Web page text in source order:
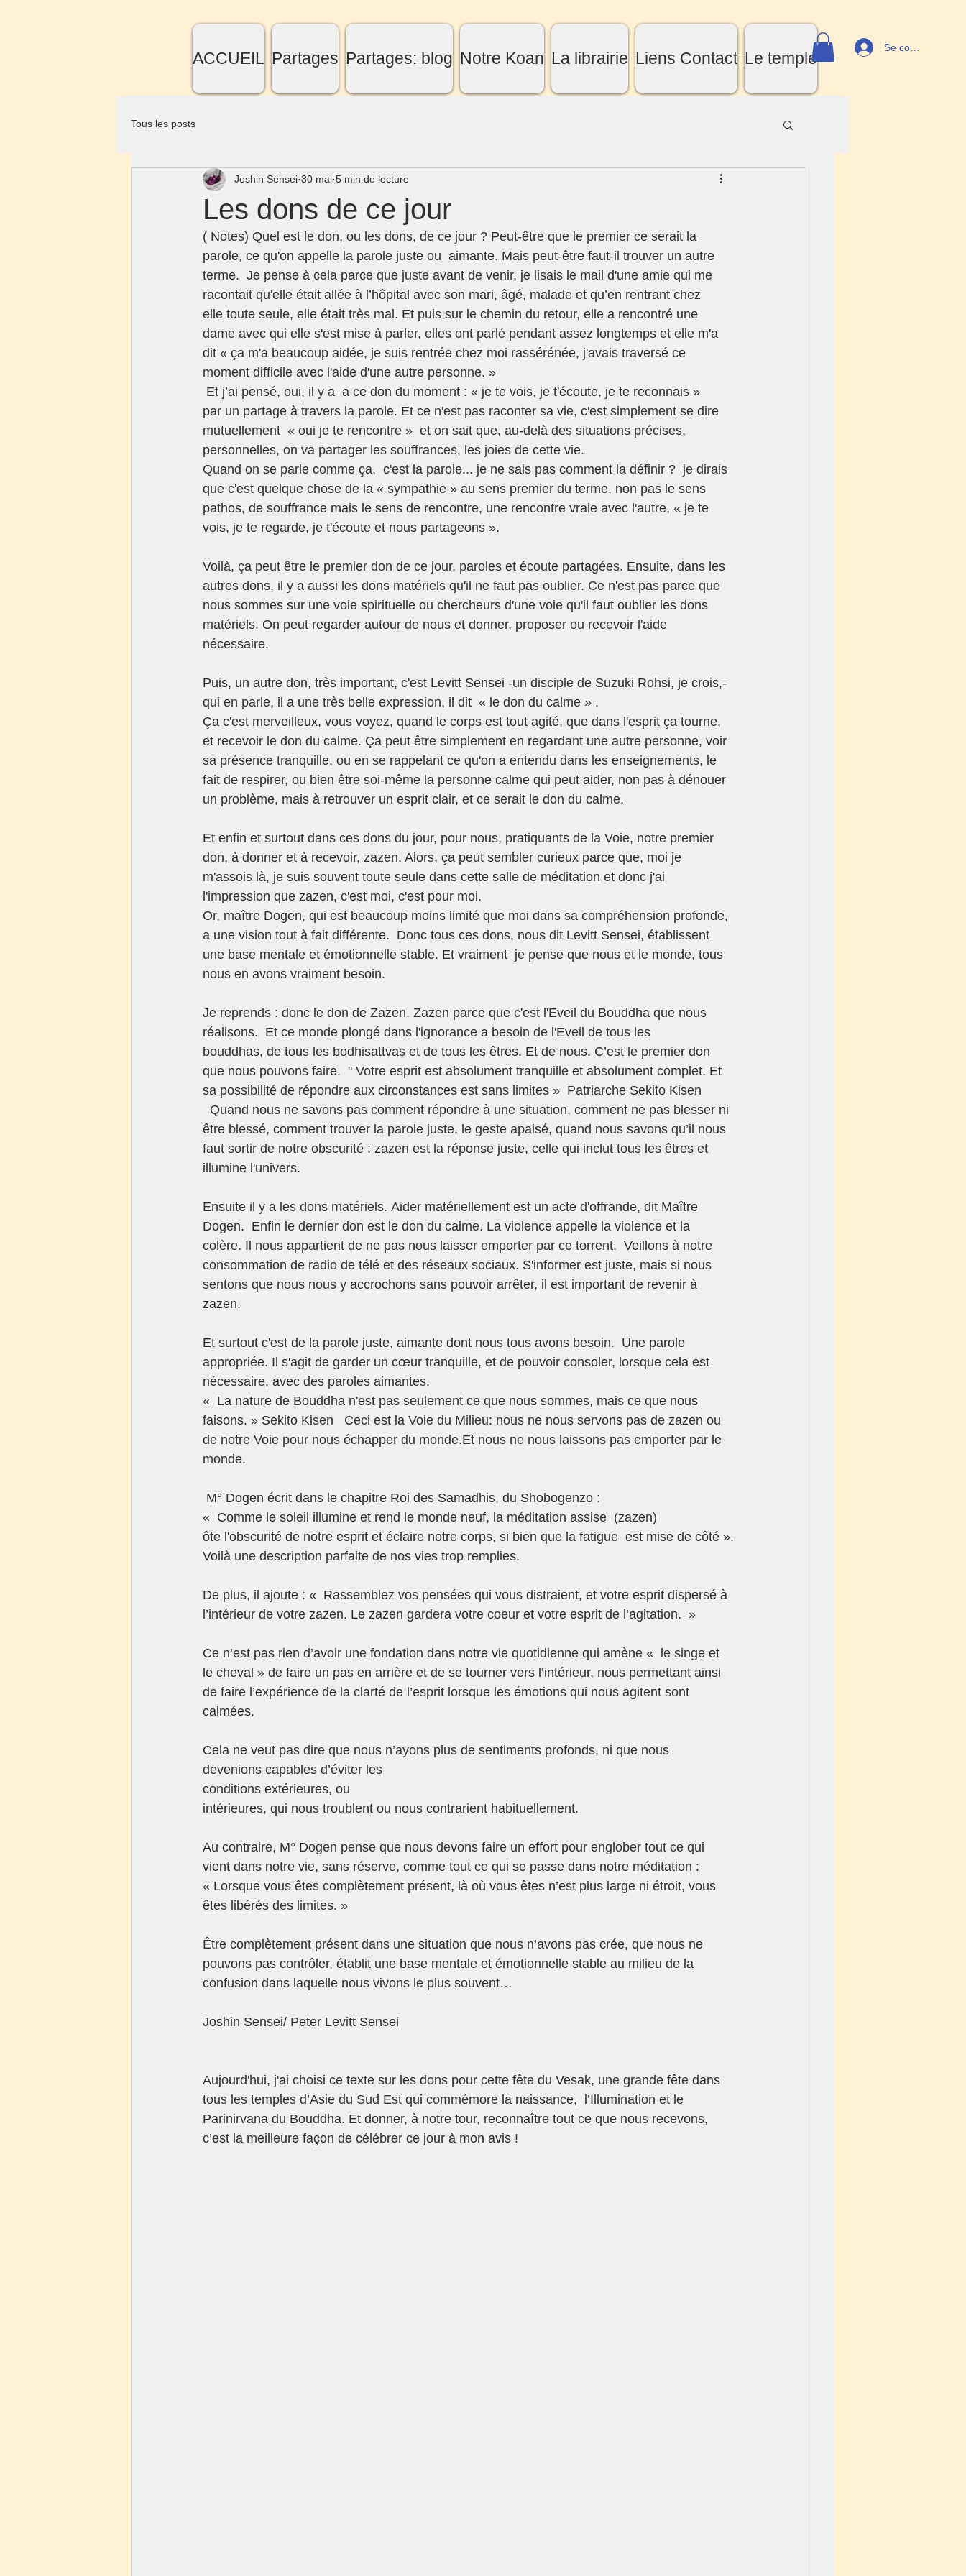
ACCUEIL Partages Partages: blog Notre Koan La librairie Liens Contact Le temple
Se connecter
Tous les posts
Les dons de ce jour
Joshin Sensei 30 mai 5 min de lecture
( Notes) Quel est le don, ou les dons, de ce jour ? Peut-être que le premier ce serait la
parole, ce qu'on appelle la parole juste ou  aimante. Mais peut-être faut-il trouver un autre
terme.  Je pense à cela parce que juste avant de venir, je lisais le mail d'une amie qui me
racontait qu'elle était allée à l’hôpital avec son mari, âgé, malade et qu’en rentrant chez
elle toute seule, elle était très mal. Et puis sur le chemin du retour, elle a rencontré une
dame avec qui elle s'est mise à parler, elles ont parlé pendant assez longtemps et elle m'a
dit « ça m'a beaucoup aidée, je suis rentrée chez moi rassérénée, j'avais traversé ce
moment difficile avec l'aide d'une autre personne. »
par un partage à travers la parole. Et ce n'est pas raconter sa vie, c'est simplement se dire
mutuellement  « oui je te rencontre »  et on sait que, au-delà des situations précises,
personnelles, on va partager les souffrances, les joies de cette vie.
Quand on se parle comme ça,  c'est la parole... je ne sais pas comment la définir ?  je dirais
que c'est quelque chose de la « sympathie » au sens premier du terme, non pas le sens
pathos, de souffrance mais le sens de rencontre, une rencontre vraie avec l'autre, « je te
vois, je te regarde, je t'écoute et nous partageons ».
Voilà, ça peut être le premier don de ce jour, paroles et écoute partagées. Ensuite, dans les
autres dons, il y a aussi les dons matériels qu'il ne faut pas oublier. Ce n'est pas parce que
nous sommes sur une voie spirituelle ou chercheurs d'une voie qu'il faut oublier les dons
matériels. On peut regarder autour de nous et donner, proposer ou recevoir l'aide
nécessaire.
Puis, un autre don, très important, c'est Levitt Sensei -un disciple de Suzuki Rohsi, je crois,-
qui en parle, il a une très belle expression, il dit  « le don du calme » .
Ça c'est merveilleux, vous voyez, quand le corps est tout agité, que dans l'esprit ça tourne,
et recevoir le don du calme. Ça peut être simplement en regardant une autre personne, voir
sa présence tranquille, ou en se rappelant ce qu'on a entendu dans les enseignements, le
fait de respirer, ou bien être soi-même la personne calme qui peut aider, non pas à dénouer
un problème, mais à retrouver un esprit clair, et ce serait le don du calme.
Et enfin et surtout dans ces dons du jour, pour nous, pratiquants de la Voie, notre premier
don, à donner et à recevoir, zazen. Alors, ça peut sembler curieux parce que, moi je
m'assois là, je suis souvent toute seule dans cette salle de méditation et donc j'ai
l'impression que zazen, c'est moi, c'est pour moi.
Or, maître Dogen, qui est beaucoup moins limité que moi dans sa compréhension profonde,
a une vision tout à fait différente.  Donc tous ces dons, nous dit Levitt Sensei, établissent
une base mentale et émotionnelle stable. Et vraiment  je pense que nous et le monde, tous
nous en avons vraiment besoin.
Je reprends : donc le don de Zazen. Zazen parce que c'est l'Eveil du Bouddha que nous
réalisons.  Et ce monde plongé dans l'ignorance a besoin de l'Eveil de tous les
bouddhas, de tous les bodhisattvas et de tous les êtres. Et de nous. C’est le premier don
que nous pouvons faire.  " Votre esprit est absolument tranquille et absolument complet. Et
sa possibilité de répondre aux circonstances est sans limites »  Patriarche Sekito Kisen
Quand nous ne savons pas comment répondre à une situation, comment ne pas blesser ni
être blessé, comment trouver la parole juste, le geste apaisé, quand nous savons qu’il nous
faut sortir de notre obscurité : zazen est la réponse juste, celle qui inclut tous les êtres et
illumine l'univers.
Ensuite il y a les dons matériels. Aider matériellement est un acte d'offrande, dit Maître
Dogen.  Enfin le dernier don est le don du calme. La violence appelle la violence et la
colère. Il nous appartient de ne pas nous laisser emporter par ce torrent.  Veillons à notre
consommation de radio de télé et des réseaux sociaux. S'informer est juste, mais si nous
sentons que nous nous y accrochons sans pouvoir arrêter, il est important de revenir à
zazen.
Et surtout c'est de la parole juste, aimante dont nous tous avons besoin.  Une parole
appropriée. Il s'agit de garder un cœur tranquille, et de pouvoir consoler, lorsque cela est
nécessaire, avec des paroles aimantes.
«  La nature de Bouddha n'est pas seulement ce que nous sommes, mais ce que nous
faisons. » Sekito Kisen   Ceci est la Voie du Milieu: nous ne nous servons pas de zazen ou
de notre Voie pour nous échapper du monde.Et nous ne nous laissons pas emporter par le
monde.
M° Dogen écrit dans le chapitre Roi des Samadhis, du Shobogenzo :
«  Comme le soleil illumine et rend le monde neuf, la méditation assise  (zazen)
ôte l'obscurité de notre esprit et éclaire notre corps, si bien que la fatigue  est mise de côté ».
Voilà une description parfaite de nos vies trop remplies.
De plus, il ajoute : «  Rassemblez vos pensées qui vous distraient, et votre esprit dispersé à
l’intérieur de votre zazen. Le zazen gardera votre coeur et votre esprit de l’agitation.  »
Ce n’est pas rien d’avoir une fondation dans notre vie quotidienne qui amène «  le singe et
le cheval » de faire un pas en arrière et de se tourner vers l’intérieur, nous permettant ainsi
de faire l’expérience de la clarté de l’esprit lorsque les émotions qui nous agitent sont
calmées.
Cela ne veut pas dire que nous n’ayons plus de sentiments profonds, ni que nous
devenions capables d’éviter les
conditions extérieures, ou
intérieures, qui nous troublent ou nous contrarient habituellement.
Au contraire, M° Dogen pense que nous devons faire un effort pour englober tout ce qui
vient dans notre vie, sans réserve, comme tout ce qui se passe dans notre méditation :
« Lorsque vous êtes complètement présent, là où vous êtes n’est plus large ni étroit, vous
êtes libérés des limites. »
Être complètement présent dans une situation que nous n’avons pas crée, que nous ne
pouvons pas contrôler, établit une base mentale et émotionnelle stable au milieu de la
confusion dans laquelle nous vivons le plus souvent…
Joshin Sensei/ Peter Levitt Sensei
Aujourd'hui, j'ai choisi ce texte sur les dons pour cette fête du Vesak, une grande fête dans
tous les temples d’Asie du Sud Est qui commémore la naissance,  l’Illumination et le
Parinirvana du Bouddha. Et donner, à notre tour, reconnaître tout ce que nous recevons,
c’est la meilleure façon de célébrer ce jour à mon avis !